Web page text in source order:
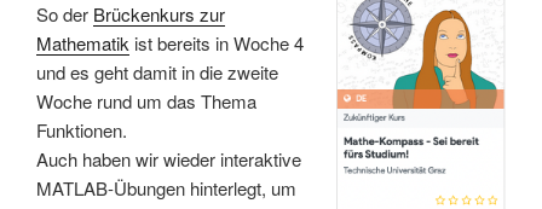
So der Brückenkurs zur
Mathematik ist bereits in Woche 4
und es geht damit in die zweite
Woche rund um das Thema
Funktionen.
Auch haben wir wieder interaktive
MATLAB-Übungen hinterlegt, um